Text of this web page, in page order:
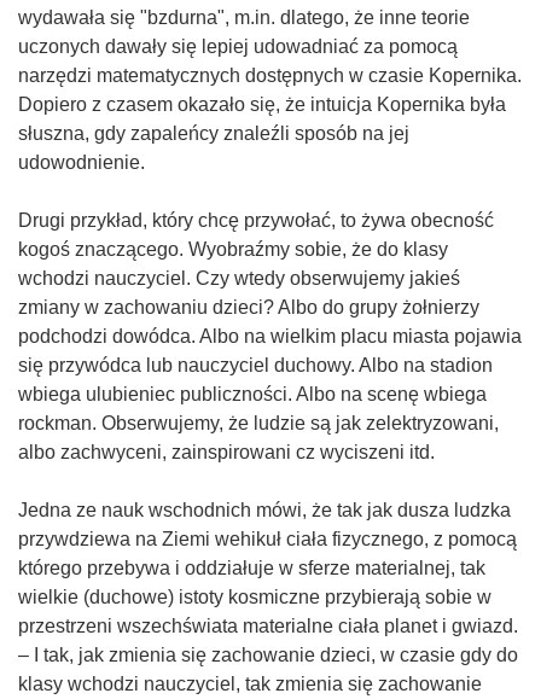
wydawała się "bzdurna", m.in. dlatego, że inne teorie
uczonych dawały się lepiej udowadniać za pomocą
narzędzi matematycznych dostępnych w czasie Kopernika.
Dopiero z czasem okazało się, że intuicja Kopernika była
słuszna, gdy zapaleńcy znaleźli sposób na jej
udowodnienie.
Drugi przykład, który chcę przywołać, to żywa obecność
kogoś znaczącego. Wyobraźmy sobie, że do klasy
wchodzi nauczyciel. Czy wtedy obserwujemy jakieś
zmiany w zachowaniu dzieci? Albo do grupy żołnierzy
podchodzi dowódca. Albo na wielkim placu miasta pojawia
się przywódca lub nauczyciel duchowy. Albo na stadion
wbiega ulubieniec publiczności. Albo na scenę wbiega
rockman. Obserwujemy, że ludzie są jak zelektryzowani,
albo zachwyceni, zainspirowani cz wyciszeni itd.
Jedna ze nauk wschodnich mówi, że tak jak dusza ludzka
przywdziewa na Ziemi wehikuł ciała fizycznego, z pomocą
którego przebywa i oddziałuje w sferze materialnej, tak
wielkie (duchowe) istoty kosmiczne przybierają sobie w
przestrzeni wszechświata materialne ciała planet i gwiazd.
– I tak, jak zmienia się zachowanie dzieci, w czasie gdy do
klasy wchodzi nauczyciel, tak zmienia się zachowanie